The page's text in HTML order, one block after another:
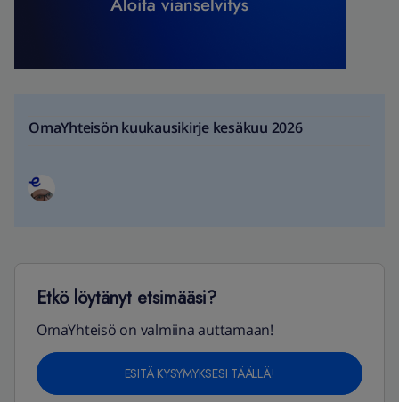
OmaYhteisön kuukausikirje kesäkuu 2026
Etkö löytänyt etsimääsi?
OmaYhteisö on valmiina auttamaan!
ESITÄ KYSYMYKSESI TÄÄLLÄ!